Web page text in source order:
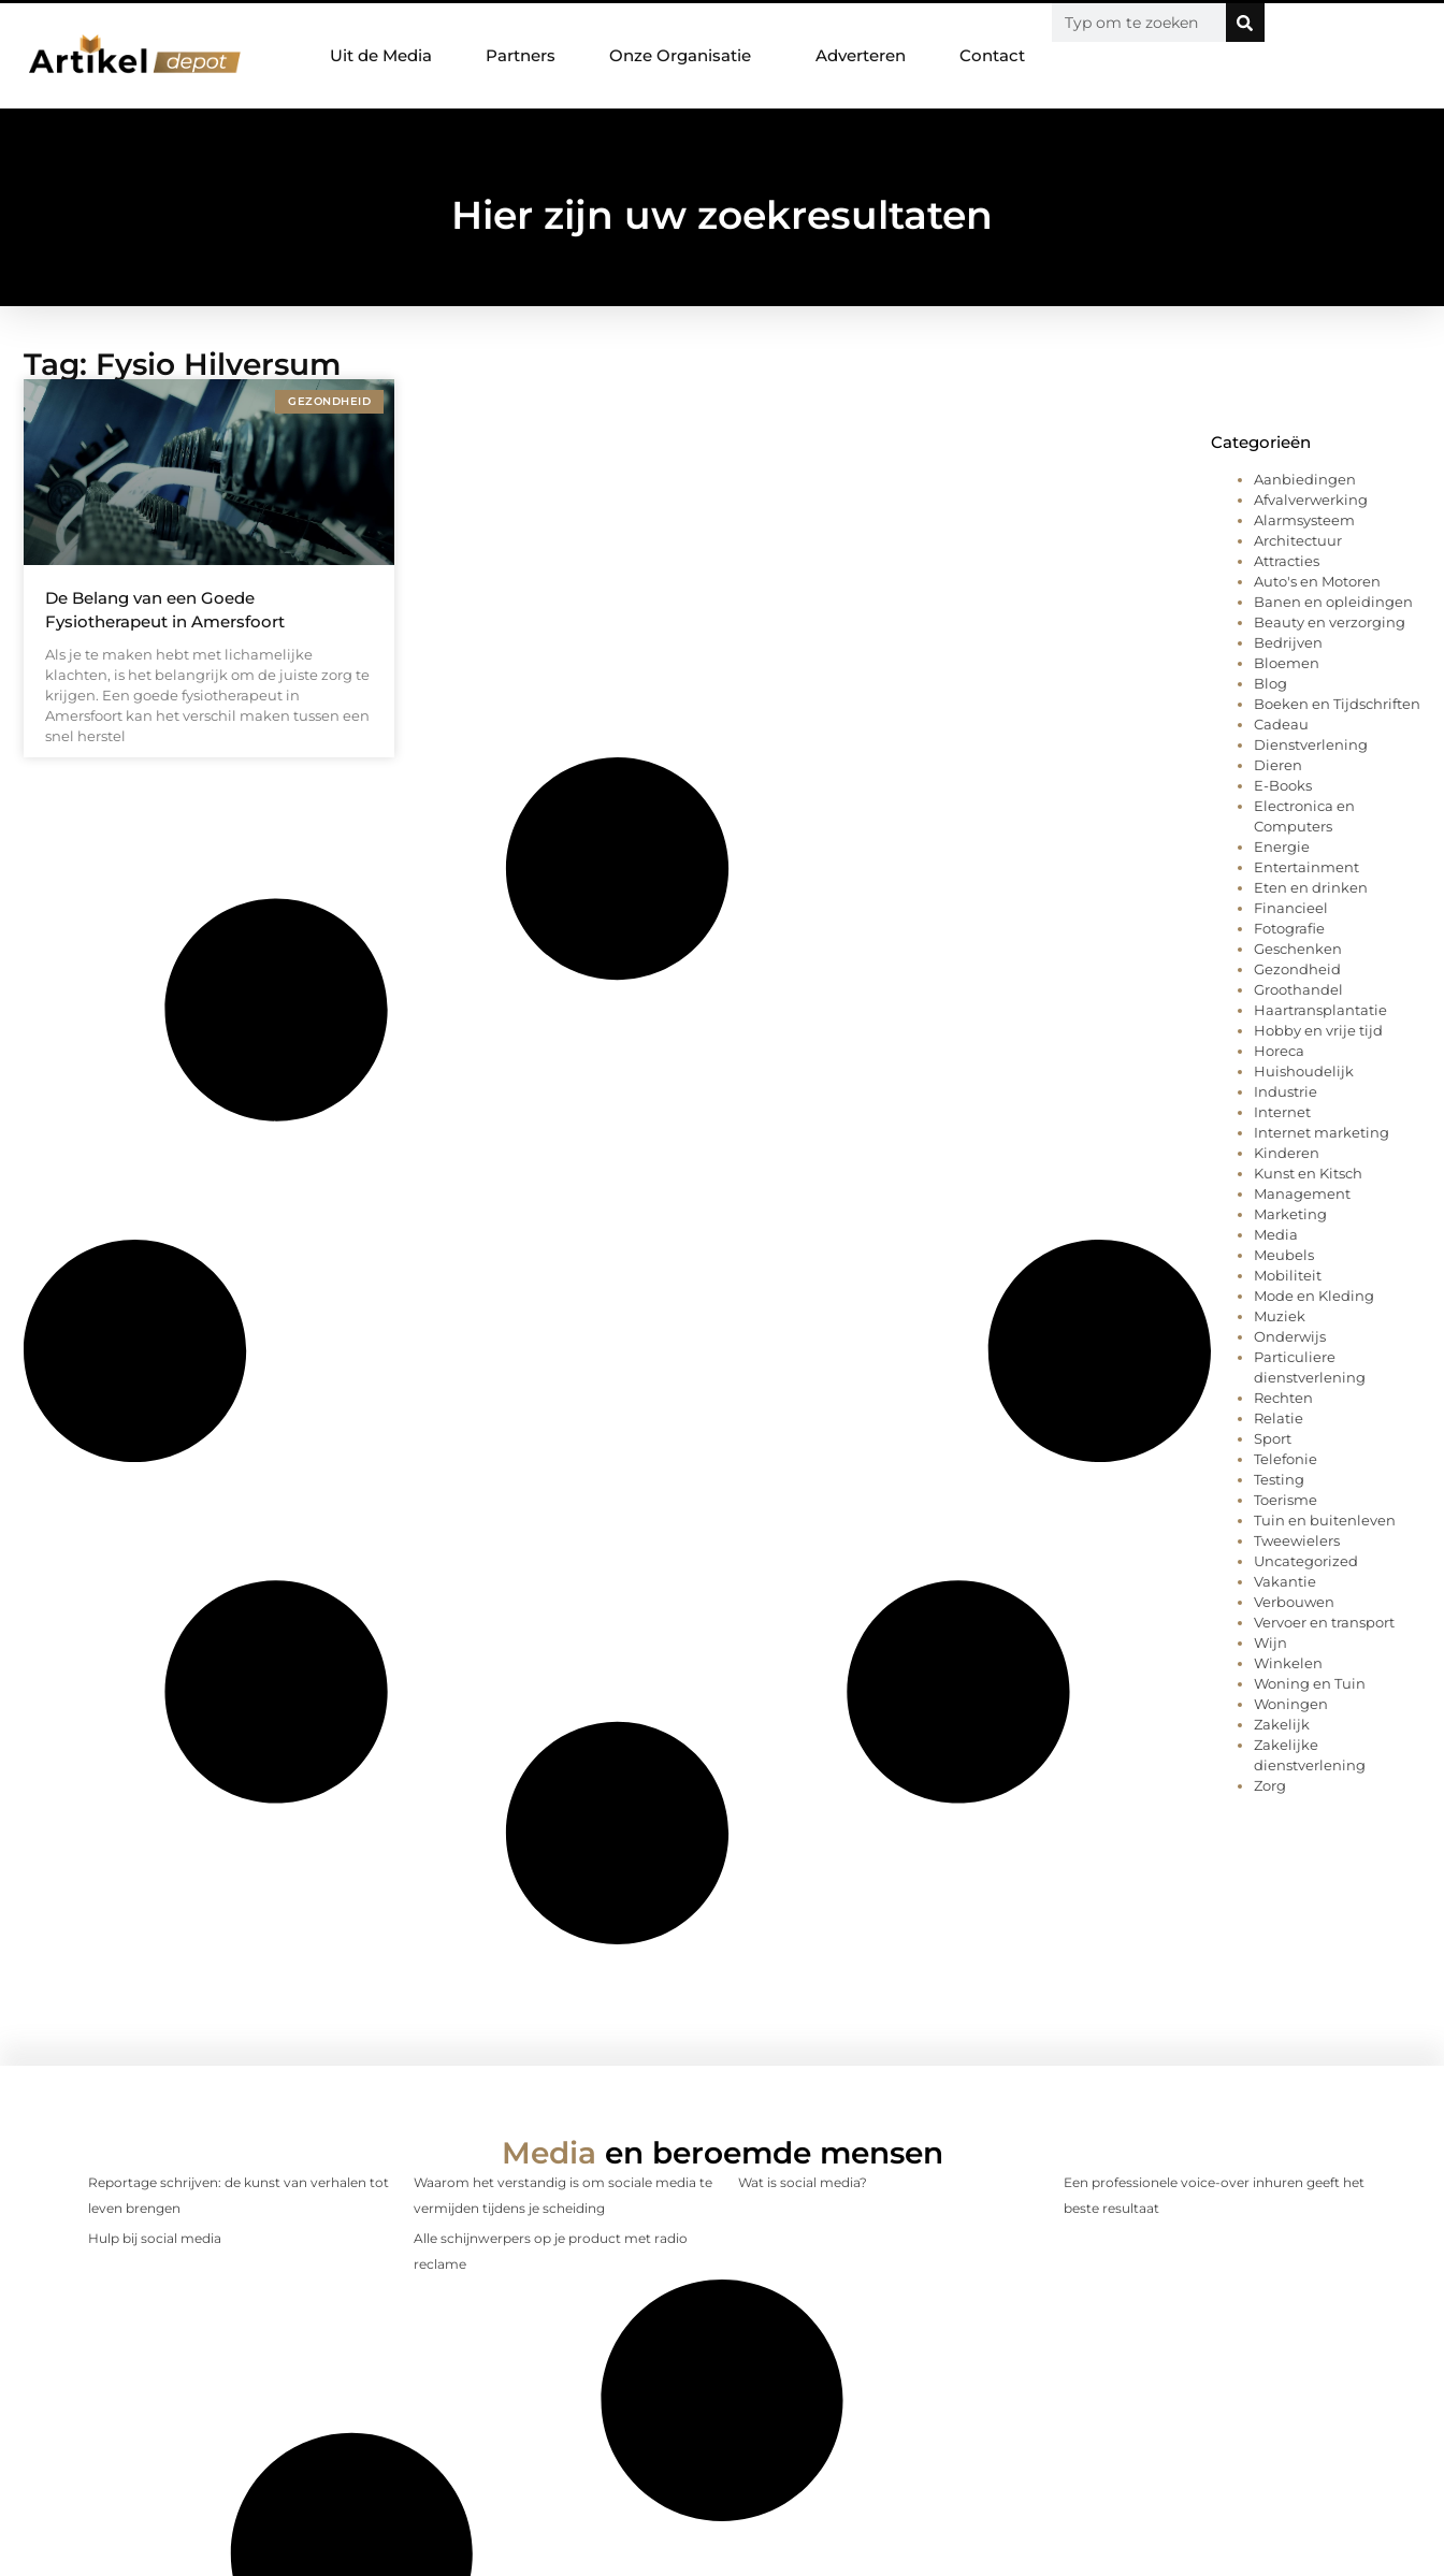
Uit de Media Partners Onze Organisatie Adverteren Contact
Hier zijn uw zoekresultaten
Tag: Fysio Hilversum
GEZONDHEID
De Belang van een Goede
Fysiotherapeut in Amersfoort
Als je te maken hebt met lichamelijke
klachten, is het belangrijk om de juiste zorg te
krijgen. Een goede fysiotherapeut in
Amersfoort kan het verschil maken tussen een
snel herstel
Categorieën
Aanbiedingen
Afvalverwerking
Alarmsysteem
Architectuur
Attracties
Auto's en Motoren
Banen en opleidingen
Beauty en verzorging
Bedrijven
Bloemen
Blog
Boeken en Tijdschriften
Cadeau
Dienstverlening
Dieren
E-Books
Electronica en
Computers
Energie
Entertainment
Eten en drinken
Financieel
Fotografie
Geschenken
Gezondheid
Groothandel
Haartransplantatie
Hobby en vrije tijd
Horeca
Huishoudelijk
Industrie
Internet
Internet marketing
Kinderen
Kunst en Kitsch
Management
Marketing
Media
Meubels
Mobiliteit
Mode en Kleding
Muziek
Onderwijs
Particuliere
dienstverlening
Rechten
Relatie
Sport
Telefonie
Testing
Toerisme
Tuin en buitenleven
Tweewielers
Uncategorized
Vakantie
Verbouwen
Vervoer en transport
Wijn
Winkelen
Woning en Tuin
Woningen
Zakelijk
Zakelijke
dienstverlening
Zorg
Media en beroemde mensen
Reportage schrijven: de kunst van verhalen tot
leven brengen
Waarom het verstandig is om sociale media te
vermijden tijdens je scheiding
Wat is social media?
Een professionele voice-over inhuren geeft het
beste resultaat
Hulp bij social media
Alle schijnwerpers op je product met radio
reclame